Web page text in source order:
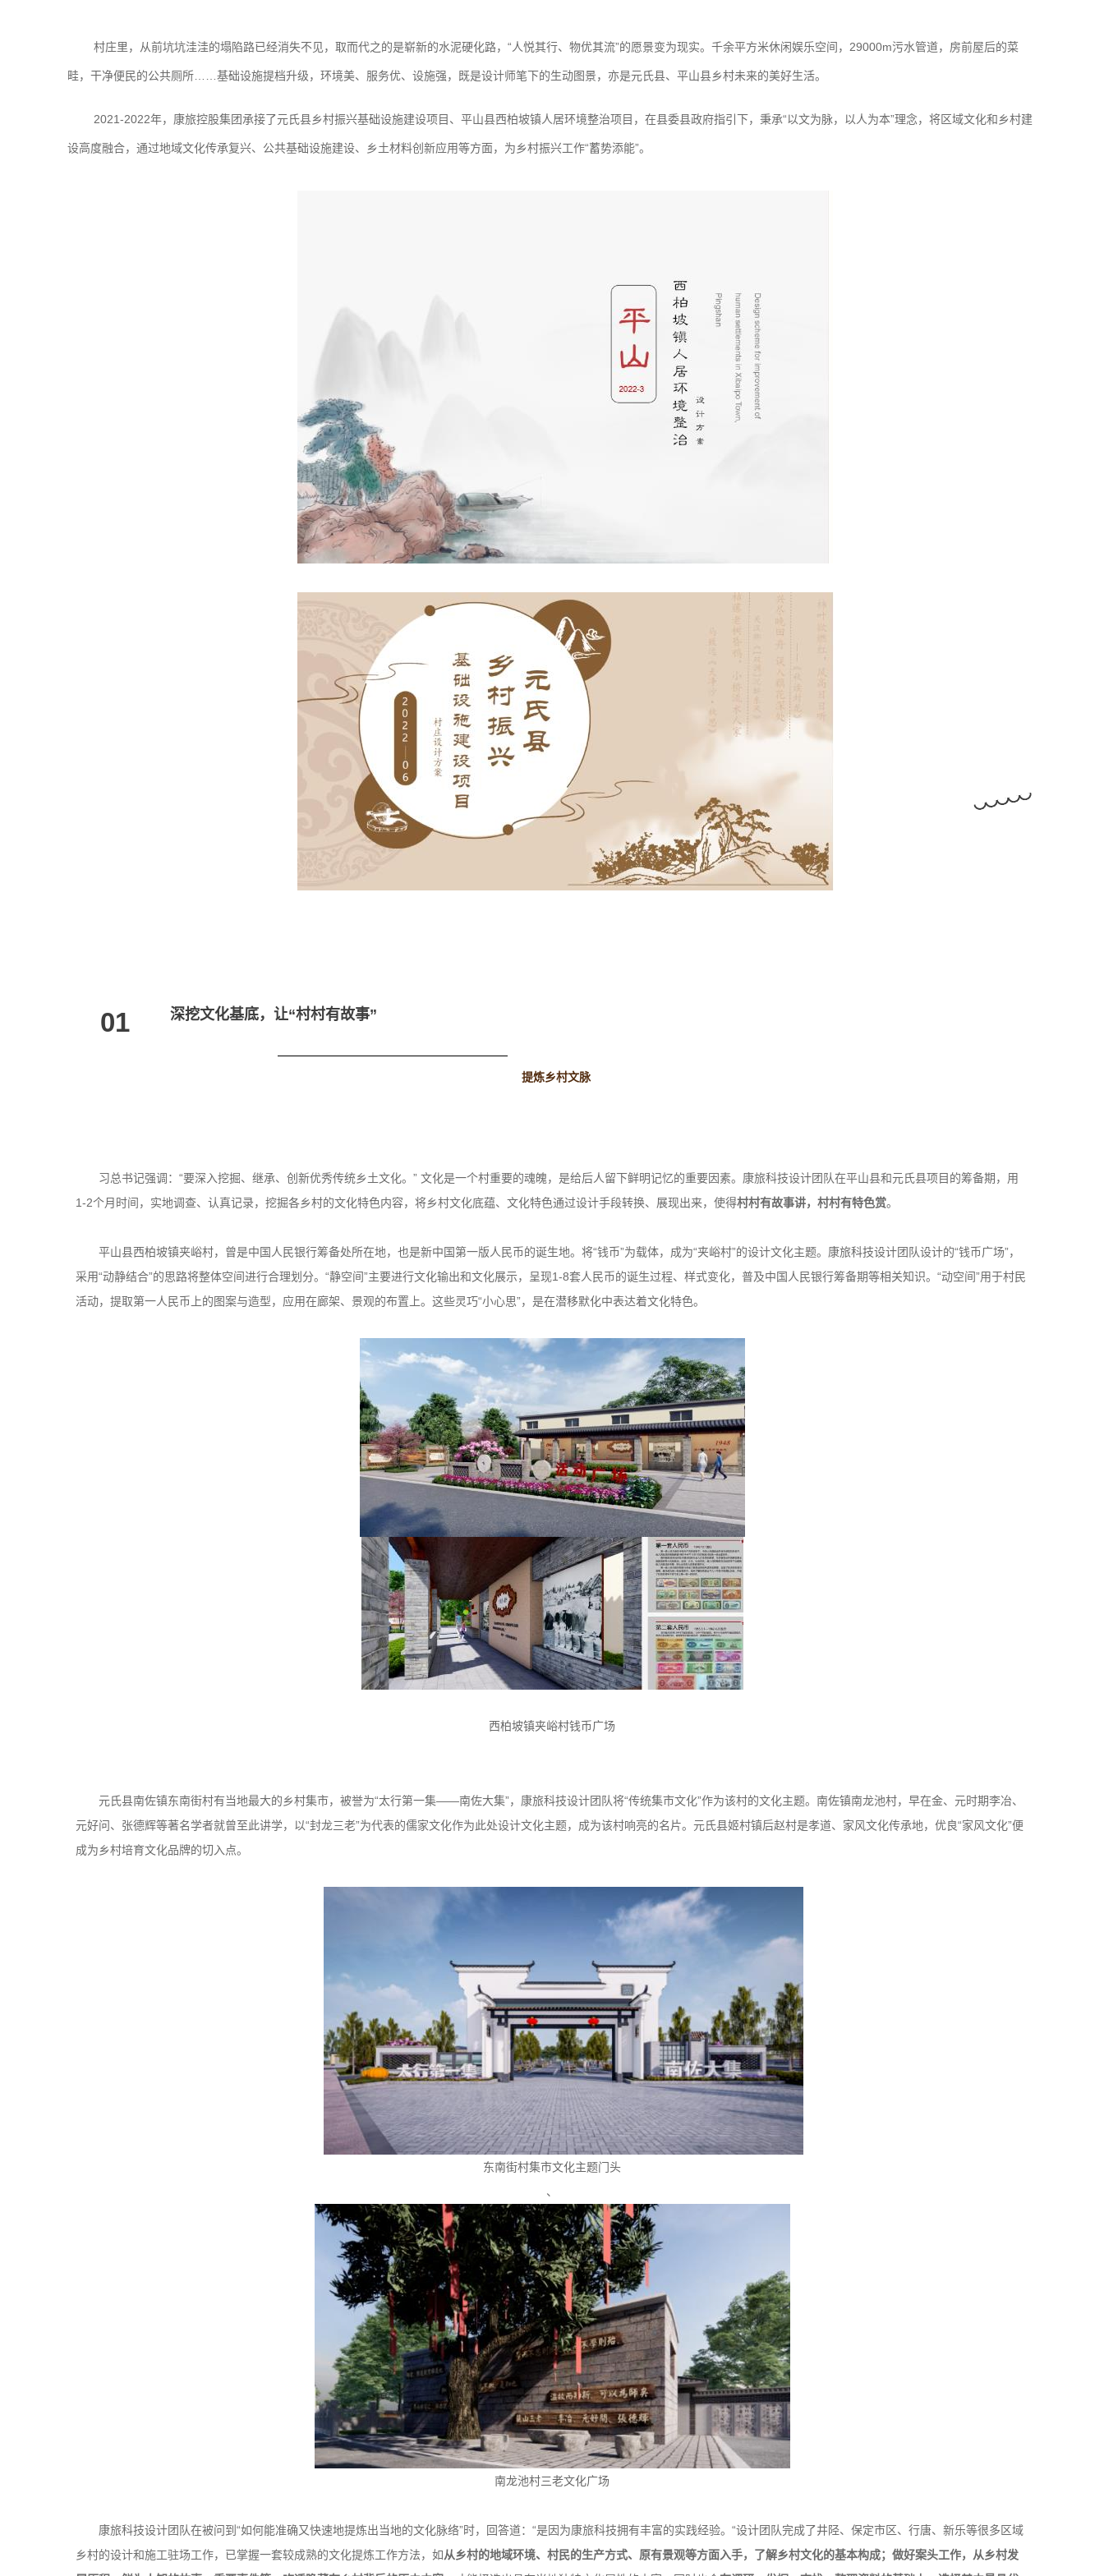
村庄里，从前坑坑洼洼的塌陷路已经消失不见，取而代之的是崭新的水泥硬化路，“人悦其行、物优其流”的愿景变为现实。千余平方米休闲娱乐空间，29000m污水管道，房前屋后的菜
畦，干净便民的公共厕所……基础设施提档升级，环境美、服务优、设施强，既是设计师笔下的生动图景，亦是元氏县、平山县乡村未来的美好生活。
2021-2022年，康旅控股集团承接了元氏县乡村振兴基础设施建设项目、平山县西柏坡镇人居环境整治项目，在县委县政府指引下，秉承“以文为脉，以人为本”理念，将区域文化和乡村建
设高度融合，通过地域文化传承复兴、公共基础设施建设、乡土材料创新应用等方面，为乡村振兴工作“蓄势添能”。
01 深挖文化基底，让“村村有故事”
提炼乡村文脉
习总书记强调：“要深入挖掘、继承、创新优秀传统乡土文化。” 文化是一个村重要的魂魄，是给后人留下鲜明记忆的重要因素。康旅科技设计团队在平山县和元氏县项目的筹备期，用
1-2个月时间，实地调查、认真记录，挖掘各乡村的文化特色内容，将乡村文化底蕴、文化特色通过设计手段转换、展现出来，使得村村有故事讲，村村有特色赏。
平山县西柏坡镇夹峪村，曾是中国人民银行筹备处所在地，也是新中国第一版人民币的诞生地。将“钱币”为载体，成为“夹峪村”的设计文化主题。康旅科技设计团队设计的“钱币广场”，
采用“动静结合”的思路将整体空间进行合理划分。“静空间”主要进行文化输出和文化展示，呈现1-8套人民币的诞生过程、样式变化，普及中国人民银行筹备期等相关知识。“动空间”用于村民
活动，提取第一人民币上的图案与造型，应用在廊架、景观的布置上。这些灵巧“小心思”，是在潜移默化中表达着文化特色。
西柏坡镇夹峪村钱币广场
元氏县南佐镇东南街村有当地最大的乡村集市，被誉为“太行第一集——南佐大集”，康旅科技设计团队将“传统集市文化”作为该村的文化主题。南佐镇南龙池村，早在金、元时期李冶、
元好问、张德辉等著名学者就曾至此讲学，以“封龙三老”为代表的儒家文化作为此处设计文化主题，成为该村响亮的名片。元氏县姬村镇后赵村是孝道、家风文化传承地，优良“家风文化”便
成为乡村培育文化品牌的切入点。
东南街村集市文化主题门头
、
南龙池村三老文化广场
康旅科技设计团队在被问到“如何能准确又快速地提炼出当地的文化脉络”时，回答道：“是因为康旅科技拥有丰富的实践经验。“设计团队完成了井陉、保定市区、行唐、新乐等很多区域
乡村的设计和施工驻场工作，已掌握一套较成熟的文化提炼工作方法，如从乡村的地域环境、村民的生产方式、原有景观等方面入手，了解乡村文化的基本构成；做好案头工作，从乡村发